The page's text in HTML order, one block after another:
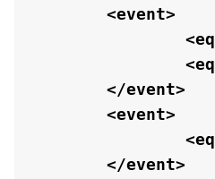
<event>
<eq
<eq
</event>
<event>
<eq
</event>